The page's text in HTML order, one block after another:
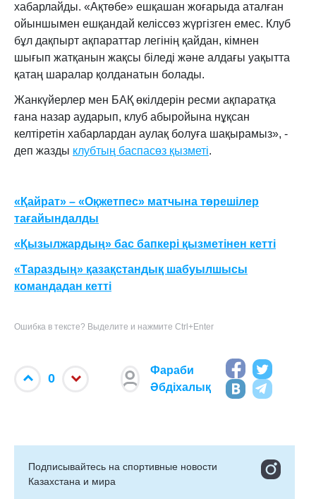
хабарлайды. «Ақтөбе» ешқашан жоғарыда аталған
ойыншымен ешқандай келіссөз жүргізген емес. Клуб
бұл дақпырт ақпараттар легінің қайдан, кімнен
шығып жатқанын жақсы біледі және алдағы уақытта
қатаң шаралар қолданатын болады.
Жанкүйерлер мен БАҚ өкілдерін ресми ақпаратқа
ғана назар аударып, клуб абыройына нұқсан
келтіретін хабарлардан аулақ болуға шақырамыз», -
деп жазды клубтың баспасөз қызметі.
«Қайрат» – «Оқжетпес» матчына төрешілер
тағайындалды
«Қызылжардың» бас бапкері қызметінен кетті
«Тараздың» қазақстандық шабуылшысы
командадан кетті
Ошибка в тексте? Выделите и нажмите Ctrl+Enter
0
Фараби
Әбдіхалық
Подписывайтесь на cпортивные новости
Казахстана и мира